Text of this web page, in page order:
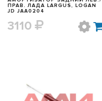
ПРАВ. ЛАДА LARGUS, LOGAN
JD JAA0204
3110